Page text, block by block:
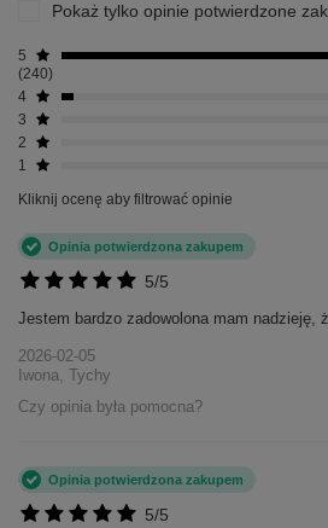
Pokaż tylko opinie potwierdzone
5
240
4
3
2
1
Kliknij ocenę aby filtrować opinie
5/5
Opinia potwierdzona zakupem
Jestem bardzo zadowolona mam nadzieję,
2026-02-05
Iwona, Tychy
Czy opinia była pomocna?
5/5
Opinia potwierdzona zakupem